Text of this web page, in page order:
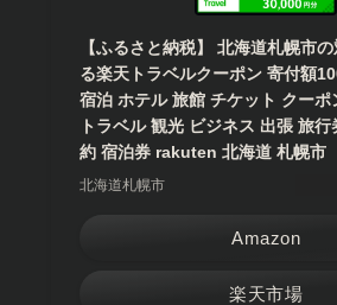
【ふるさと納税】 北海道札幌市
る楽天トラベルクーポン 寄付額
宿泊 ホテル 旅館 チケット クーポ
トラベル 観光 ビジネス 出張 旅
約 宿泊券 rakuten 北海道 札幌市
北海道札幌市
Amazon
楽天市場